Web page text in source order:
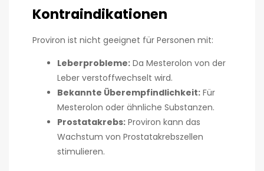
Kontraindikationen
Proviron ist nicht geeignet für Personen mit:
Leberprobleme: Da Mesterolon von der
Leber verstoffwechselt wird.
Bekannte Überempfindlichkeit: Für
Mesterolon oder ähnliche Substanzen.
Prostatakrebs: Proviron kann das
Wachstum von Prostatakrebszellen
stimulieren.